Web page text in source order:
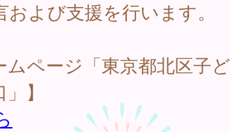
よび支援を行います。
ムページ「東京都北区子
】